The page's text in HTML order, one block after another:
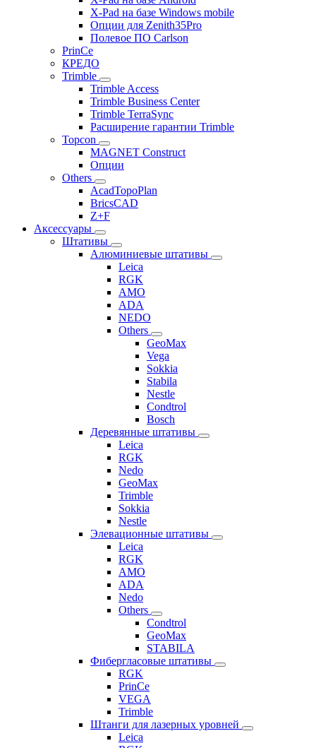
X-Pad на базе Windows mobile
Опции для Zenith35Pro
Полевое ПО Carlson
PrinCe
КРЕДО
Trimble
Trimble Access
Trimble Business Center
Trimble TerraSync
Расширение гарантии Trimble
Topcon
MAGNET Construct
Опции
Others
AcadTopoPlan
BricsCAD
Z+F
Аксессуары
Штативы
Алюминиевые штативы
Leica
RGK
AMO
ADA
NEDO
Others
GeoMax
Vega
Sokkia
Stabila
Nestle
Condtrol
Bosch
Деревянные штативы
Leica
RGK
Nedo
GeoMax
Trimble
Sokkia
Nestle
Элевационные штативы
Leica
RGK
AMO
ADA
Nedo
Others
Condtrol
GeoMax
STABILA
Фибергласовые штативы
RGK
PrinCe
VEGA
Trimble
Штанги для лазерных уровней
Leica